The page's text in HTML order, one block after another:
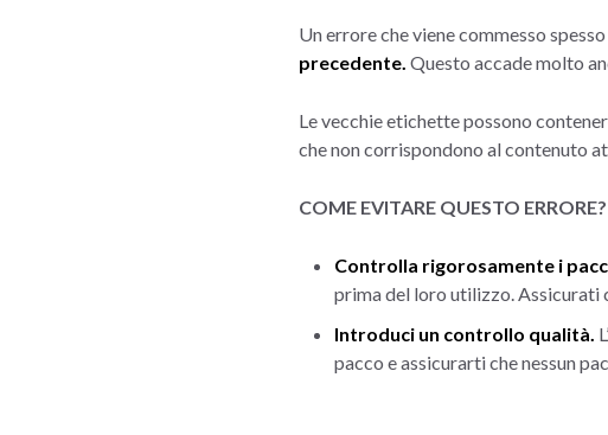
Un errore che viene commesso
precedente. Questo accade molto
Le vecchie etichette possono
che non corrispondono al contenuto
COME EVITARE QUESTO ERRORE?
Controlla rigorosamente i
prima del loro utilizzo. Assicurati
Introduci un controllo qualità.
pacco e assicurarti che nessun